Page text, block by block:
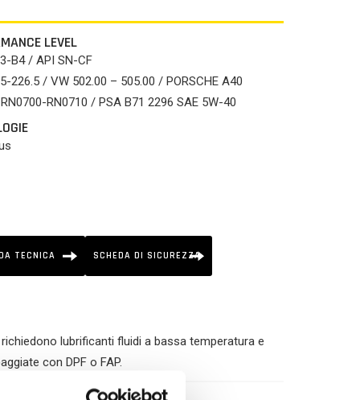
LEVEL
B4 / API SN-CF
226.5 / VW 502.00 – 505.00 / PORSCHE A40
RN0710 / PSA B71 2296 SAE 5W-40
TECNICA SCHEDA DI SICUREZZA
lubrificanti fluidi a bassa temperatura e
con DPF o FAP.